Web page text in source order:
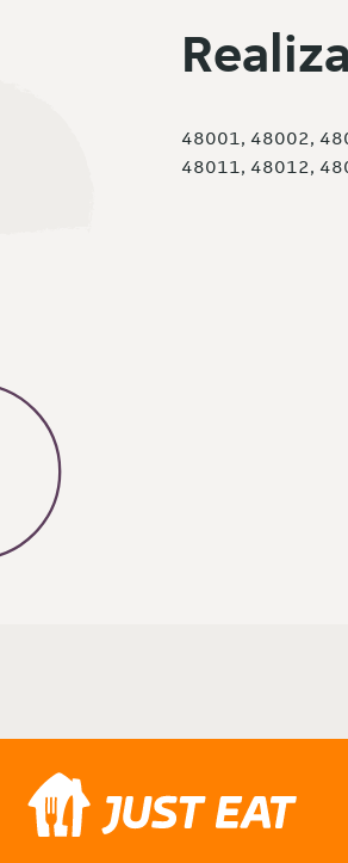
48001, 48002,
48011, 48012,